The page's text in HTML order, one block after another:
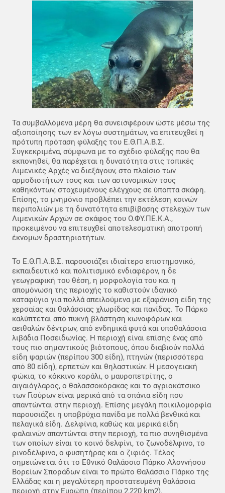
Τα συμβαλλόμενα μέρη θα συνεισφέρουν ώστε μέσω της
αξιοποίησης των εν λόγω συστημάτων, να επιτευχθεί η
πρότυπη πρόταση φύλαξης του Ε.Θ.Π.Α.Β.Σ.
Συγκεκριμένα, σύμφωνα με το σχέδιο φύλαξης που θα
εκπονηθεί, θα παρέχεται η δυνατότητα στις τοπικές
Λιμενικές Αρχές να διεξάγουν, στο πλαίσιο των
αρμοδιοτήτων τους και των αστυνομικών τους
καθηκόντων, στοχευμένους ελέγχους σε ύποπτα σκάφη.
Επίσης, το μνημόνιο προβλέπει την εκτέλεση κοινών
περιπολιών με τη δυνατότητα επιβίβασης στελεχών των
Λιμενικών Αρχών σε σκάφος του Ο.ΦΥ.ΠΕ.Κ.Α.,
προκειμένου να επιτευχθεί αποτελεσματική αποτροπή
έκνομων δραστηριοτήτων.
Το Ε.Θ.Π.Α.Β.Σ. παρουσιάζει ιδιαίτερο επιστημονικό,
εκπαιδευτικό και πολιτισμικό ενδιαφέρον, η δε
γεωγραφική του θέση, η μορφολογία του και η
απομόνωση της περιοχής το καθιστούν ιδανικό
καταφύγιο για πολλά απειλούμενα με εξαφάνιση είδη της
χερσαίας και θαλάσσιας χλωρίδας και πανίδας. Το Πάρκο
καλύπτεται από πυκνή βλάστηση κωνοφόρων και
αειθαλών δέντρων, από ενδημικά φυτά και υποθαλάσσια
λιβάδια Ποσειδωνίας. Η περιοχή είναι επίσης ένας από
τους πιο σημαντικούς βιότοπους, όπου διαβιούν πολλά
είδη ψαριών (περίπου 300 είδη), πτηνών (περισσότερα
από 80 είδη), ερπετών και θηλαστικών. H μεσογειακή
φώκια, το κόκκινο κοράλι, ο μαυροπετρίτης, ο
αιγαιόγλαρος, ο θαλασσοκόρακας και το αγριοκάτσικο
των Γιούρων είναι μερικά από τα σπάνια είδη που
απαντώνται στην περιοχή. Επίσης μεγάλη ποικιλομορφία
παρουσιάζει η υποβρύχια πανίδα με πολλά βενθικά και
πελαγικά είδη. Δελφίνια, καθώς και μερικά είδη
φαλαινών απαντώνται στην περιοχή, τα πιο συνηθισμένα
των οποίων είναι το κοινό δελφίνι, το ζωνοδέλφινο, το
ρινοδέλφινο, o φυσητήρας και ο ζιφιός. Τέλος
σημειώνεται ότι το Εθνικό Θαλάσσιο Πάρκο Αλοννήσου
Βορείων Σποράδων είναι το πρώτο Θαλάσσιο Πάρκο της
Ελλάδας και η μεγαλύτερη προστατευμένη θαλάσσια